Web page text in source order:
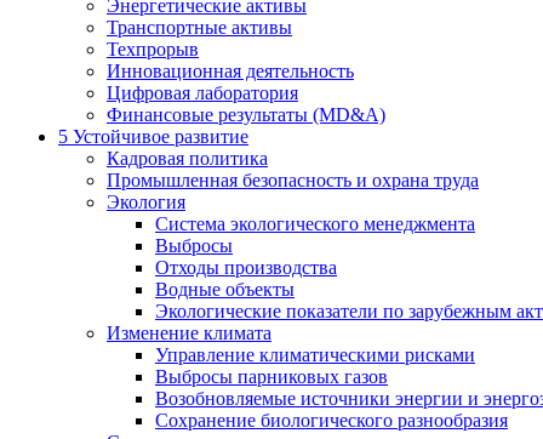
Энергетические активы
Транспортные активы
Техпрорыв
Инновационная деятельность
Цифровая лаборатория
Финансовые результаты (MD&A)
5 Устойчивое развитие
Кадровая политика
Промышленная безопасность и охрана труда
Экология
Система экологического менеджмента
Выбросы
Отходы производства
Водные объекты
Экологические показатели по зарубежным
Изменение климата
Управление климатическими рисками
Выбросы парниковых газов
Возобновляемые источники энергии и
Сохранение биологического разнообразия